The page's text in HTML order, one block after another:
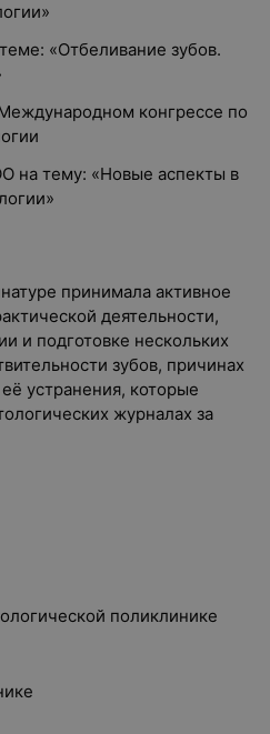
«Отбеливание зубов.
конгрессе по
на тему: «Новые аспекты в
принимала активное
деятельности,
и подготовке нескольких
зубов, причинах
устранения, которые
журналах за
поликлинике